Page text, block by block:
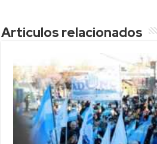
Articulos relacionados